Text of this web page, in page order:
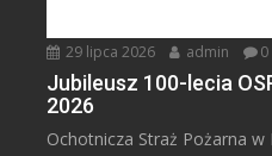
29 lipca 2026 admin 0
Jubileusz 100-lecia
2026
Ochotnicza Straż Pożarna w